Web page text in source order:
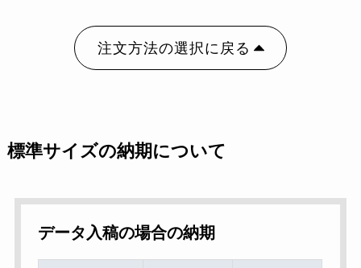
注文方法の選択に戻る
標準サイズの納期について
データ入稿の場合の納期